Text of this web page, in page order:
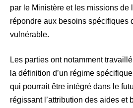
par le Ministère et les missions de
répondre aux besoins spécifiques
vulnérable.
Les parties ont notamment
la définition d’un régime
qui pourrait être intégré dans le
régissant l’attribution des aides et